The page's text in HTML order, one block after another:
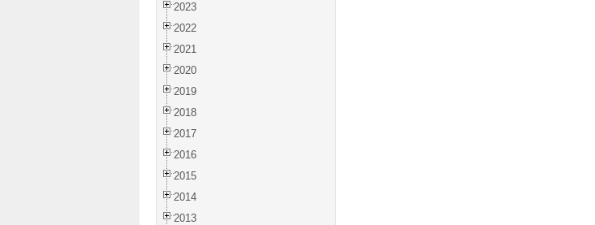
2023
2022
2021
2020
2019
2018
2017
2016
2015
2014
2013